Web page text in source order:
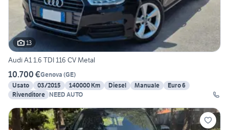
13
Audi A1 1.6 TDI 116 CV Metal
10.700 €Genova (GE)
Usato
03/2015 140000 Km Diesel Manuale
Euro 6
Rivenditore NEED AUTO